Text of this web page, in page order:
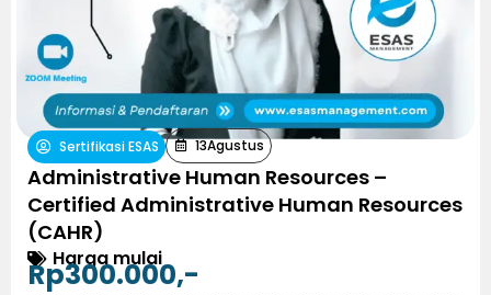
Sertifikasi ESAS 13Agustus
Administrative Human Resources –
Certified Administrative Human Resources
(CAHR)
Harga mulai
Rp300.000,-